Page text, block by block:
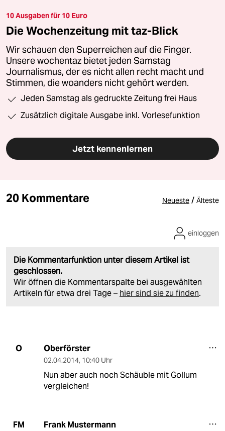
10 Ausgaben für 10 Euro
Die Wochenzeitung mit taz-Blick
Wir schauen den Superreichen auf die Finger.
Unsere wochentaz bietet jeden Samstag
Journalismus, der es nicht allen recht macht und
Stimmen, die woanders nicht gehört werden.
Jeden Samstag als gedruckte Zeitung frei Haus
Zusätzlich digitale Ausgabe inkl. Vorlesefunktion
Jetzt kennenlernen
20 Kommentare Neueste / Älteste
Die Kommentarfunktion unter diesem Artikel ist
geschlossen.
Wir öffnen die Kommentarspalte bei ausgewählten
Artikeln für etwa drei Tage – hier sind sie zu finden.
einloggen
O Oberförster
02.04.2014, 10:40 Uhr
Nun aber auch noch Schäuble mit Gollum
vergleichen!
FM Frank Mustermann